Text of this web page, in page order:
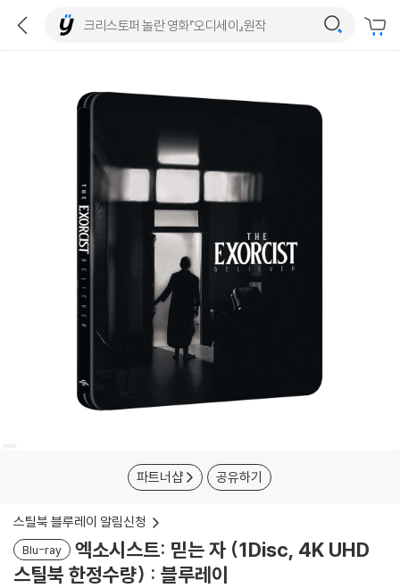
파트너샵 공유하기
스틸북 블루레이 알림신청
Blu-ray
엑소시스트: 믿는 자 (1Disc, 4K UHD
스틸북 한정수량) : 블루레이